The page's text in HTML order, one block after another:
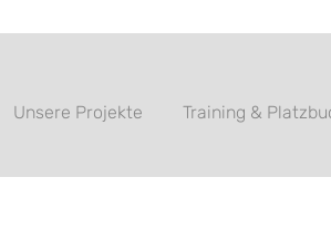
Unsere Projekte Training &